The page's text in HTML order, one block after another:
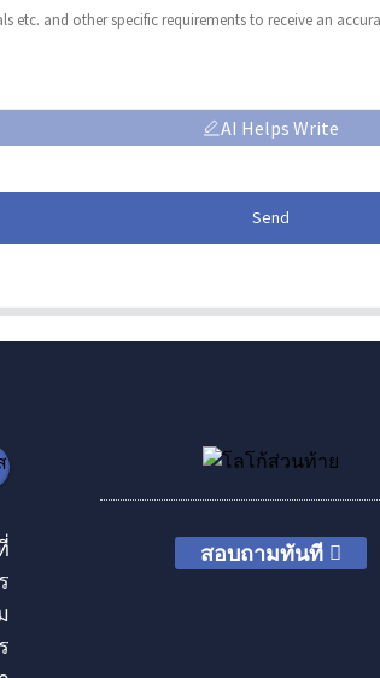
AI Helps Write
Send
สอบถามทันที